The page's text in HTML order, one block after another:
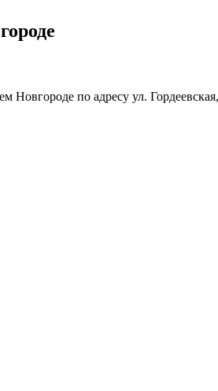
по адресу ул.